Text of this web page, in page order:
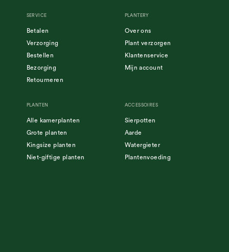
SERVICE
Betalen
Verzorging
Bestellen
Bezorging
Retourneren
PLANTERY
Over ons
Plant verzorgen
Klantenservice
Mijn account
PLANTEN
Alle kamerplanten
Grote planten
Kingsize planten
Niet-giftige planten
ACCESSOIRES
Sierpotten
Aarde
Watergieter
Plantenvoeding